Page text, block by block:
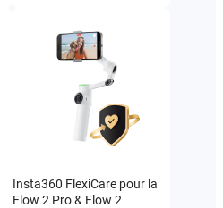
Insta360 FlexiCare pour la
Flow 2 Pro & Flow 2